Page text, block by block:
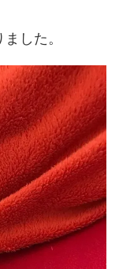
した。